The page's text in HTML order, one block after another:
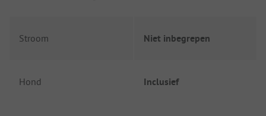
Stroom Niet inbegrepen
Hond Inclusief